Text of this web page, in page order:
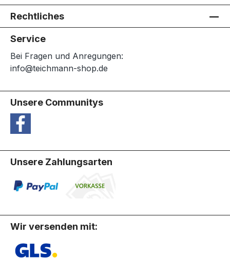
Rechtliches
Service
Bei Fragen und Anregungen:
info@teichmann-shop.de
Unsere Communitys
Unsere Zahlungsarten
Wir versenden mit: